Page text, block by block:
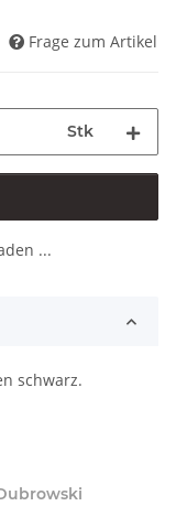
Frage zum Artikel
Stk
...
schwarz.